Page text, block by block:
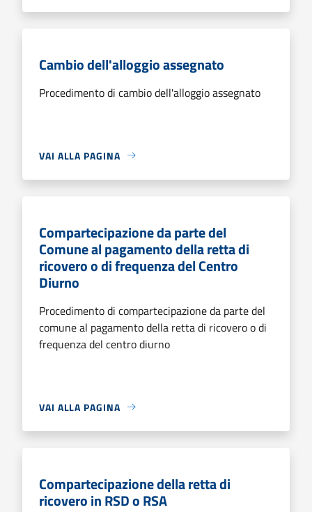
Cambio dell'alloggio assegnato
Procedimento di cambio dell'alloggio assegnato
VAI ALLA PAGINA
Compartecipazione da parte del
Comune al pagamento della retta di
ricovero o di frequenza del Centro
Diurno
Procedimento di compartecipazione da parte del
comune al pagamento della retta di ricovero o di
frequenza del centro diurno
VAI ALLA PAGINA
Compartecipazione della retta di
ricovero in RSD o RSA